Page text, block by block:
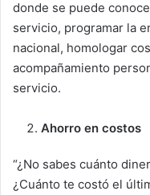
donde se puede
servicio, programar la
nacional, homologar
acompañamiento
servicio.
Ahorro en costos
“¿No sabes cuánto
¿Cuánto te costó el